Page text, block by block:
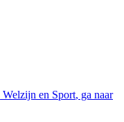
en Sport, ga naar